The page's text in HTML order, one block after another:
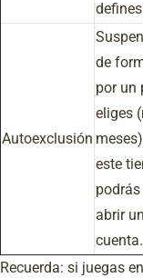
Autoexclusión
de
por un
eliges
este
abrir
cuenta.
Recuerda: si juegas